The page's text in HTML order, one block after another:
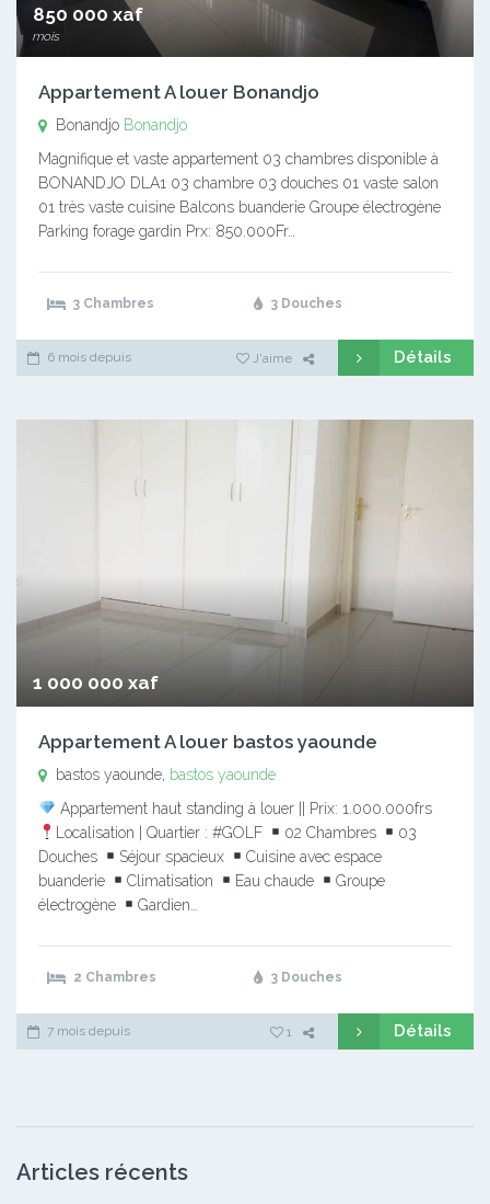
850 000 xaf
mois
Appartement A louer Bonandjo
Bonandjo Bonandjo
Magnifique et vaste appartement 03 chambres disponible à
BONANDJO DLA1 03 chambre 03 douches 01 vaste salon
01 très vaste cuisine Balcons buanderie Groupe électrogène
Parking forage gardin Prx: 850.000Fr…
3 Chambres 3 Douches
6 mois depuis J'aime Détails
1 000 000 xaf
Appartement A louer bastos yaounde
bastos yaounde, bastos yaounde
Appartement haut standing à louer || Prix: 1.000.000frs
Localisation | Quartier : #GOLF
02 Chambres
03
Douches
Séjour spacieux
Cuisine avec espace
buanderie
Climatisation Eau chaude
Groupe
électrogène
Gardien…
2 Chambres 3 Douches
7 mois depuis 1 Détails
Articles récents